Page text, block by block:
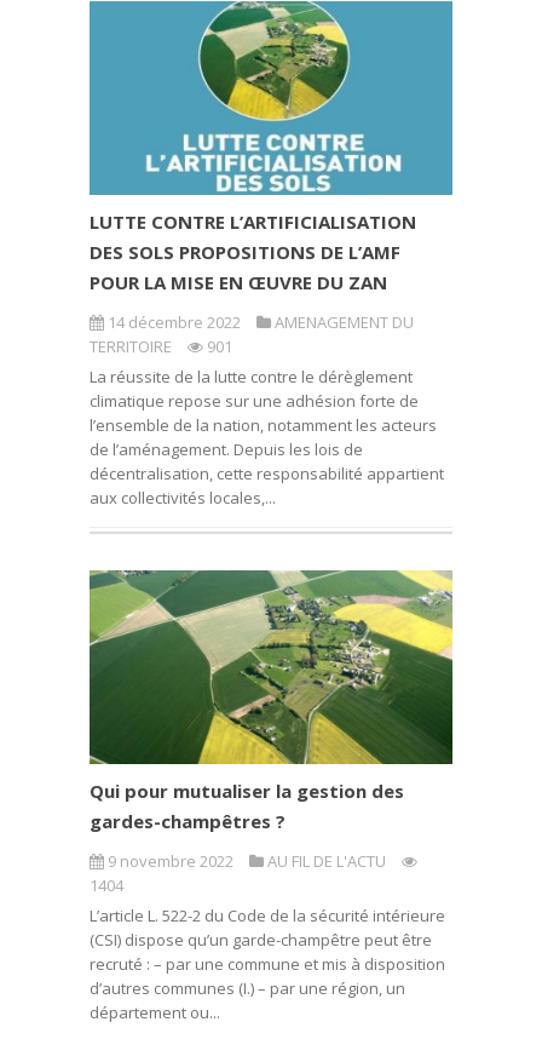
LUTTE CONTRE L’ARTIFICIALISATION
DES SOLS PROPOSITIONS DE L’AMF
POUR LA MISE EN ŒUVRE DU ZAN
14 décembre 2022
AMENAGEMENT DU
TERRITOIRE
901
La réussite de la lutte contre le dérèglement
climatique repose sur une adhésion forte de
l’ensemble de la nation, notamment les acteurs
de l’aménagement. Depuis les lois de
décentralisation, cette responsabilité appartient
aux collectivités locales,...
Qui pour mutualiser la gestion des
gardes-champêtres ?
9 novembre 2022
AU FIL DE L'ACTU
1404
L’article L. 522-2 du Code de la sécurité intérieure
(CSI) dispose qu’un garde-champêtre peut être
recruté : – par une commune et mis à disposition
d’autres communes (I.) – par une région, un
département ou...